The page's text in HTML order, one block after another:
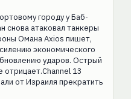
городу у Баб-
снова атаковал танкеры
Омана Axios пишет,
экономического
ударов. Острый
13
от Израиля прекратить